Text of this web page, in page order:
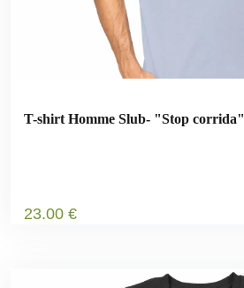
T-shirt Homme Slub- "Stop corrida"
23.00 €